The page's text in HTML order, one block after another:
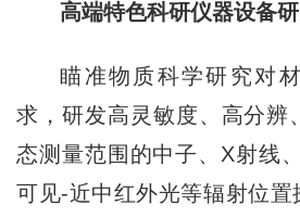
高端特色科研仪器设备
瞄准物质科学研究对
求，研发高灵敏度、高分辨
态测量范围的中子、X射线
可见-近中红外光等辐射位置